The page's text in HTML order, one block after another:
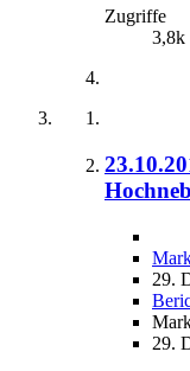
Zugriffe
3,8k
29.
29.